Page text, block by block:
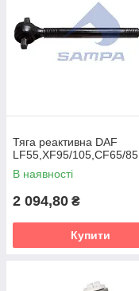
Тяга реактивна DAF
LF55,XF95/105,CF65/85
В наявності
2 094,80 ₴
Купити